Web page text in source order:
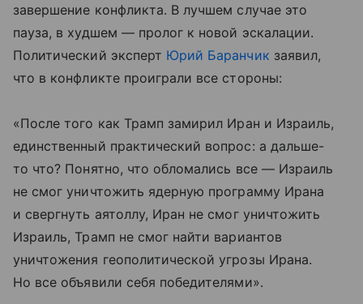
завершение конфликта. В лучшем случае это
пауза, в худшем — пролог к новой эскалации.
Политический эксперт Юрий Баранчик заявил,
что в конфликте проиграли все стороны:
«После того как Трамп замирил Иран и Израиль,
единственный практический вопрос: а дальше-
то что? Понятно, что обломались все — Израиль
не смог уничтожить ядерную программу Ирана
и свергнуть аятоллу, Иран не смог уничтожить
Израиль, Трамп не смог найти вариантов
уничтожения геополитической угрозы Ирана.
Но все объявили себя победителями».